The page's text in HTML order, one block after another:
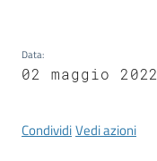
Scopri
territorio
Data:
02 maggio 2022
CondividiVedi azioni